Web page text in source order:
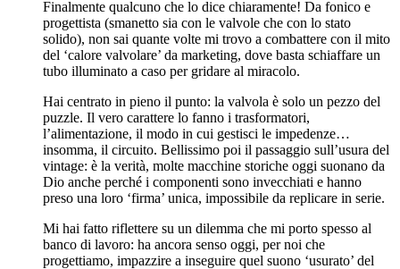
Finalmente qualcuno che lo dice chiaramente! Da fonico e
progettista (smanetto sia con le valvole che con lo stato
solido), non sai quante volte mi trovo a combattere con il mito
del ‘calore valvolare’ da marketing, dove basta schiaffare un
tubo illuminato a caso per gridare al miracolo.
Hai centrato in pieno il punto: la valvola è solo un pezzo del
puzzle. Il vero carattere lo fanno i trasformatori,
l’alimentazione, il modo in cui gestisci le impedenze…
insomma, il circuito. Bellissimo poi il passaggio sull’usura del
vintage: è la verità, molte macchine storiche oggi suonano da
Dio anche perché i componenti sono invecchiati e hanno
preso una loro ‘firma’ unica, impossibile da replicare in serie.
Mi hai fatto riflettere su un dilemma che mi porto spesso al
banco di lavoro: ha ancora senso oggi, per noi che
progettiamo, impazzire a inseguire quel suono ‘usurato’ del